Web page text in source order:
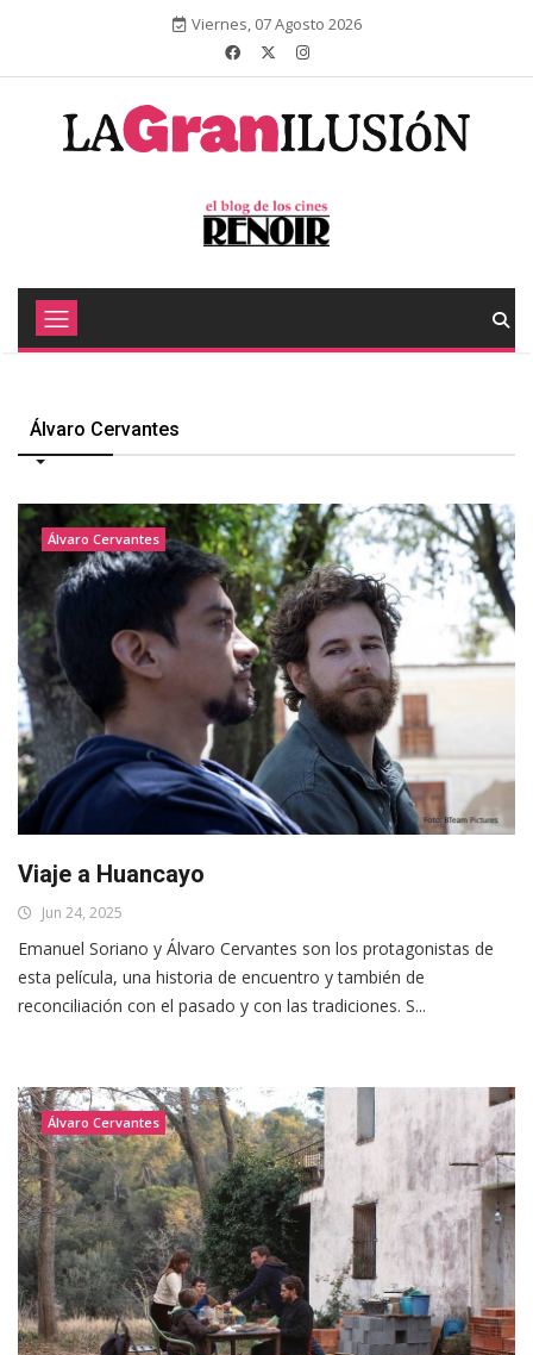
Viernes, 07 Agosto 2026
Álvaro Cervantes
Álvaro Cervantes
Viaje a Huancayo
Jun 24, 2025
Emanuel Soriano y Álvaro Cervantes son los protagonistas de
esta película, una historia de encuentro y también de
reconciliación con el pasado y con las tradiciones. S...
Álvaro Cervantes